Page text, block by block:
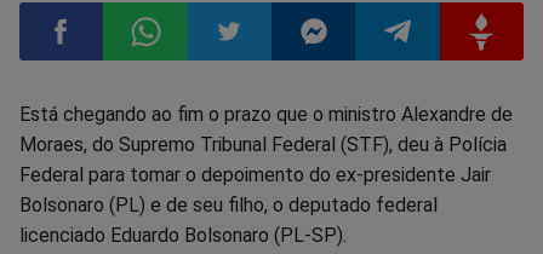
Compartilhar
no
Facebook
Compartilhar
no
Whatsapp
Compartilhar
no
Twitter
Compartilhar
no
Messenger
Compartilhar
no
no
Está chegando ao fim o prazo que o ministro Alexandre de
Moraes, do Supremo Tribunal Federal (STF), deu à Polícia
Federal para tomar o depoimento do ex-presidente Jair
Bolsonaro (PL) e de seu filho, o deputado federal
licenciado Eduardo Bolsonaro (PL-SP).